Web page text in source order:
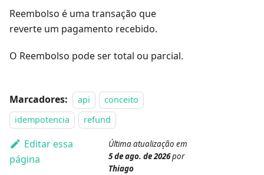
Reembolso é uma transação que
reverte um pagamento recebido.
O Reembolso pode ser total ou parcial.
Marcadores: api
conceito
idempotencia
refund
Editar essa
página
Última atualização em
5 de ago. de 2026por
Thiago